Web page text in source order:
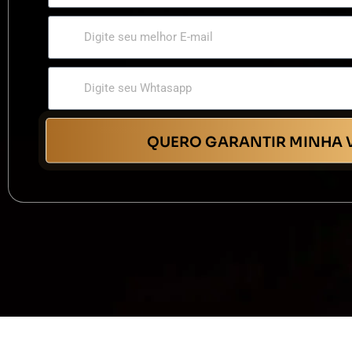
QUERO GARANTIR MINHA